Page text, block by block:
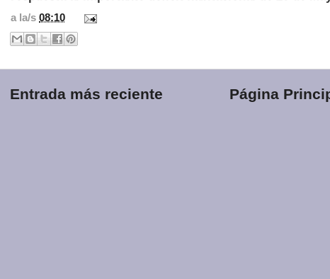
a la/s 08:10
Entrada más reciente Página